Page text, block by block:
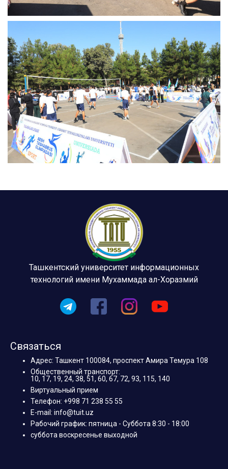
Ташкентский университет информационных
технологий имени Мухаммада ал-Хоразмий
Связаться
Адрес: Ташкент 100084, проспект Амира Темура 108
Общественный транспорт:
10, 17, 19, 24, 38, 51, 60, 67, 72, 93, 115, 140
Виртуальный прием
Телефон: +998 71 238 55 55
E-mail: info@tuit.uz
Рабочий график: пятница - Суббота 8:30 - 18:00
суббота воскресенье выходной